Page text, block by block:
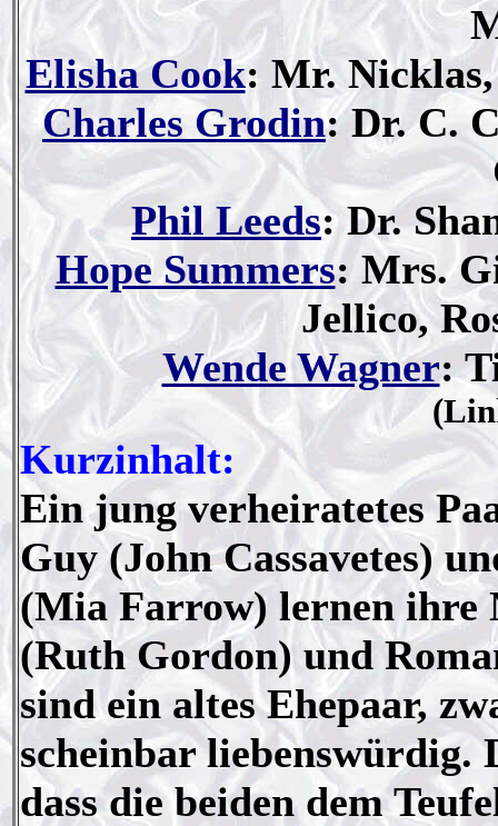
Elisha Cook: Mr.
Charles Grodin: Dr. C.
Phil Leeds: Dr.
Hope Summers: Mrs.
Jellico,
Wende Wagner:
Kurzinhalt:
Ein jung verheiratetes
Guy (John Cassavetes)
(Mia Farrow) lernen ihre
(Ruth Gordon) und
sind ein altes Ehepaar,
scheinbar liebenswürdig.
dass die beiden dem